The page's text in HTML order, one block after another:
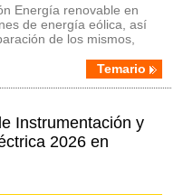
Energía renovable en
de energía eólica, así
de los mismos,
Temario
Instrumentación y
2026 en